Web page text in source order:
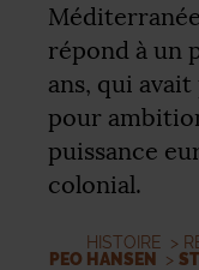
Méditerranée
répond à un
ans, qui
pour
puissance
colonial.
HISTOIRE >
PEO HANSEN
>